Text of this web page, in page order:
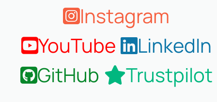
Instagram
YouTube
LinkedIn
GitHub
Trustpilot